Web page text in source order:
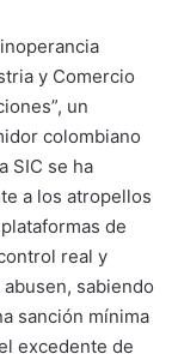
y Comercio
un
colombiano
SIC se ha
a los atropellos
de
real y
sabiendo
sanción mínima
excedente de